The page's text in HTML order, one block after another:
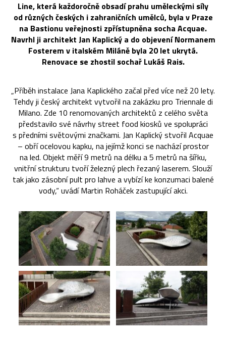
Line, která každoročně obsadí prahu uměleckými síly
od různých českých i zahraničních umělců, byla v Praze
na Bastionu veřejnosti zpřístupněna socha Acquae.
Navrhl ji architekt Jan Kaplický a do objevení Normanem
Fosterem v italském Miláně byla 20 let ukrytá.
Renovace se zhostil sochař Lukáš Rais.
„Příběh instalace Jana Kaplického začal před více než 20 lety.
Tehdy ji český architekt vytvořil na zakázku pro Triennale di
Milano. Zde 10 renomovaných architektů z celého světa
představilo své návrhy street food kiosků ve spolupráci
s předními světovými značkami. Jan Kaplický stvořil Acquae
– obří ocelovou kapku, na jejímž konci se nachází prostor
na led. Objekt měří 9 metrů na délku a 5 metrů na šířku,
vnitřní strukturu tvoří železný plech řezaný laserem. Slouží
tak jako zásobní pult pro lahve a vybízí ke konzumaci balené
vody,“ uvádí Martin Roháček zastupující akci.